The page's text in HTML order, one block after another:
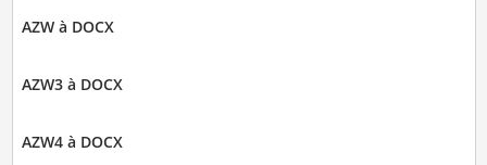
AZW à DOCX
AZW3 à DOCX
AZW4 à DOCX